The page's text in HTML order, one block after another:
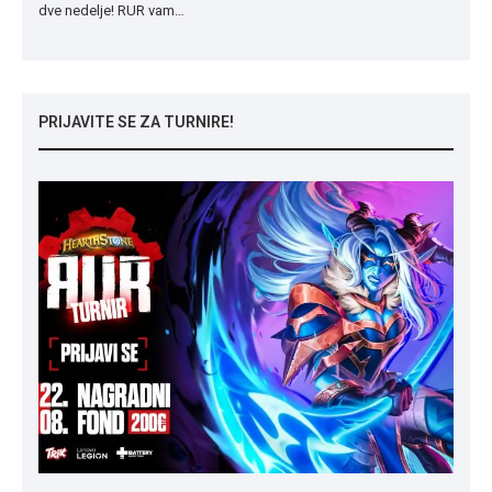
dve nedelje! RUR vam…
PRIJAVITE SE ZA TURNIRE!